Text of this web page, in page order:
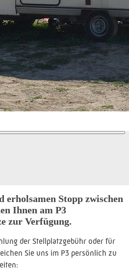
erholsamen Stopp zwischen
Ihnen am P3
zur Verfügung.
der Stellplatzgebühr oder für
Sie uns im P3 persönlich zu